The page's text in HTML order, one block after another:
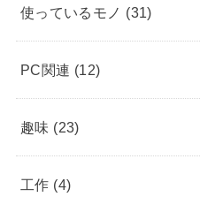
使っているモノ (31)
PC関連 (12)
趣味 (23)
工作 (4)